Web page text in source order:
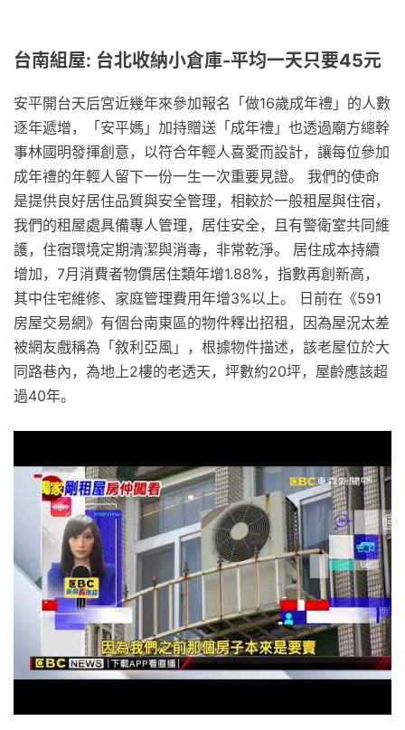
台南組屋: 台北收納小倉庫-平均一天只要45元
安平開台天后宮近幾年來參加報名「做16歲成年禮」的人數
逐年遞增，「安平媽」加持贈送「成年禮」也透過廟方總幹
事林國明發揮創意，以符合年輕人喜愛而設計，讓每位參加
成年禮的年輕人留下一份一生一次重要見證。 我們的使命
是提供良好居住品質與安全管理，相較於一般租屋與住宿，
我們的租屋處具備專人管理，居住安全，且有警衛室共同維
護，住宿環境定期清潔與消毒，非常乾淨。 居住成本持續
增加，7月消費者物價居住類年增1.88%，指數再創新高，
其中住宅維修、家庭管理費用年增3%以上。 日前在《591
房屋交易網》有個台南東區的物件釋出招租，因為屋況太差
被網友戲稱為「敘利亞風」，根據物件描述，該老屋位於大
同路巷內，為地上2樓的老透天，坪數約20坪，屋齡應該超
過40年。